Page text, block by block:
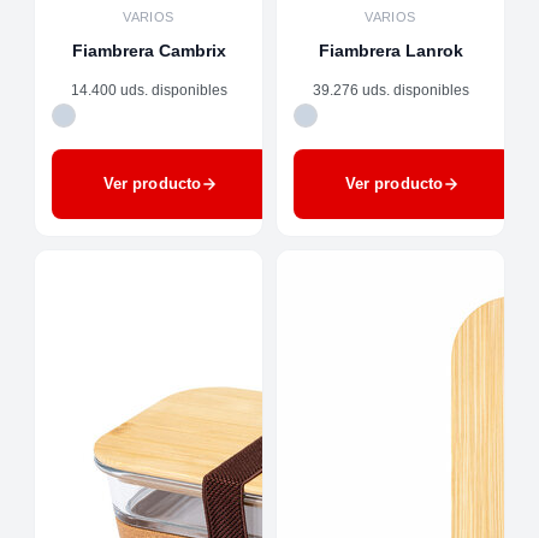
VARIOS
Fiambrera Cambrix
14.400 uds. disponibles
Ver producto
VARIOS
Fiambrera Lanrok
39.276 uds. disponibles
Ver producto